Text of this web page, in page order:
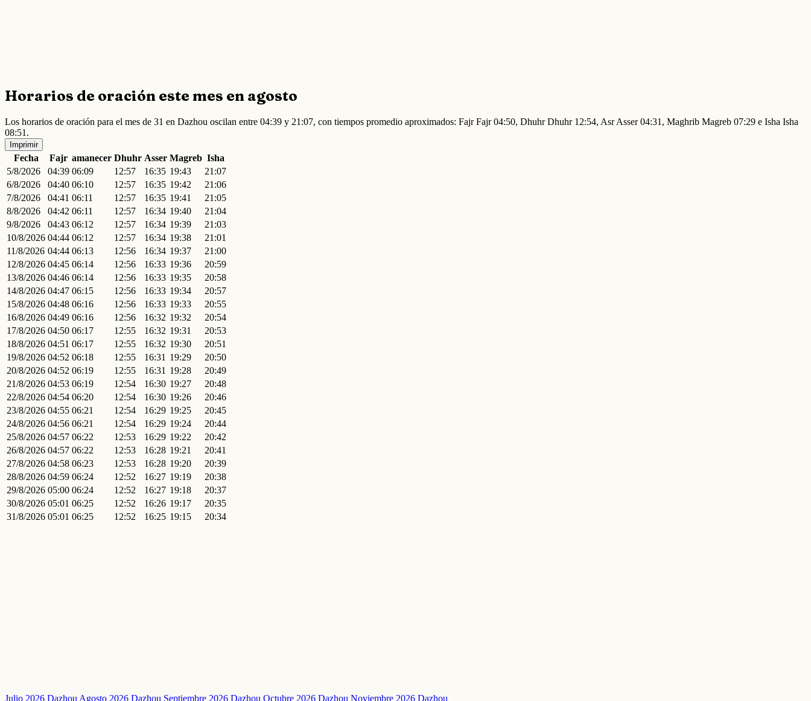
Horarios de oración este mes en agosto
Los horarios de oración para el mes de 31 en Dazhou oscilan entre 04:39 y 21:07, con tiempos promedio aproximados: Fajr Fajr 04:50, Dhuhr Dhuhr 12:54, Asr Asser 04:31, Maghrib Magreb 07:29 e Isha Isha
08:51.
Imprimir
Fecha Fajr amanecer Dhuhr Asser Magreb Isha
5/8/2026
04:39 06:09 12:57 16:35 19:43
21:07
6/8/2026
04:40 06:10 12:57 16:35 19:42
21:06
7/8/2026
04:41 06:11 12:57 16:35 19:41
21:05
8/8/2026
04:42 06:11 12:57 16:34 19:40
21:04
9/8/2026
04:43 06:12 12:57 16:34 19:39
21:03
10/8/2026 04:44 06:12 12:57 16:34 19:38
21:01
11/8/2026 04:44 06:13 12:56 16:34 19:37
21:00
12/8/2026 04:45 06:14 12:56 16:33 19:36
20:59
13/8/2026 04:46 06:14 12:56 16:33 19:35
20:58
14/8/2026 04:47 06:15 12:56 16:33 19:34
20:57
15/8/2026 04:48 06:16 12:56 16:33 19:33
20:55
16/8/2026 04:49 06:16 12:56 16:32 19:32
20:54
17/8/2026 04:50 06:17 12:55 16:32 19:31
20:53
18/8/2026 04:51 06:17 12:55 16:32 19:30
20:51
19/8/2026 04:52 06:18 12:55 16:31 19:29
20:50
20/8/2026 04:52 06:19 12:55 16:31 19:28
20:49
21/8/2026 04:53 06:19 12:54 16:30 19:27
20:48
22/8/2026 04:54 06:20 12:54 16:30 19:26
20:46
23/8/2026 04:55 06:21 12:54 16:29 19:25
20:45
24/8/2026 04:56 06:21 12:54 16:29 19:24
20:44
25/8/2026 04:57 06:22 12:53 16:29 19:22
20:42
26/8/2026 04:57 06:22 12:53 16:28 19:21
20:41
27/8/2026 04:58 06:23 12:53 16:28 19:20
20:39
28/8/2026 04:59 06:24 12:52 16:27 19:19
20:38
29/8/2026 05:00 06:24 12:52 16:27 19:18
20:37
30/8/2026 05:01 06:25 12:52 16:26 19:17
20:35
31/8/2026 05:01 06:25 12:52 16:25 19:15 20:34
Julio 2026 Dazhou Agosto 2026 Dazhou Septiembre 2026 Dazhou Octubre 2026 Dazhou Noviembre 2026 Dazhou